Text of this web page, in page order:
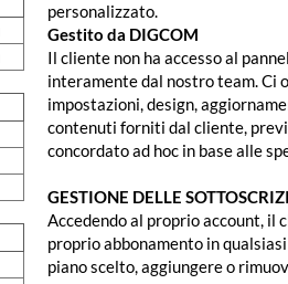
personalizzato.
Gestito da DIGCOM
Il cliente non ha accesso al
interamente dal nostro team. Ci
impostazioni, design,
contenuti forniti dal cliente,
concordato ad hoc in base alle
GESTIONE DELLE
Accedendo al proprio account, il
proprio abbonamento in
piano scelto, aggiungere o